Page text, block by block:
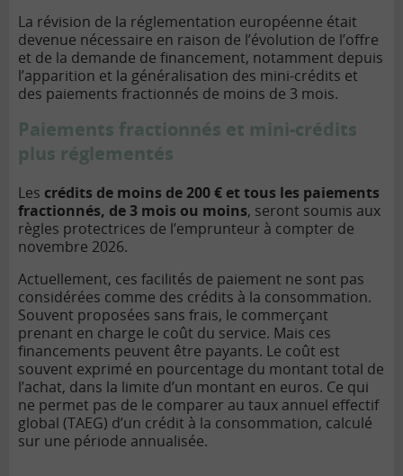
La révision de la réglementation européenne était
devenue nécessaire en raison de l’évolution de l’offre
et de la demande de financement, notamment depuis
l’apparition et la généralisation des mini-crédits et
des paiements fractionnés de moins de 3 mois.
Paiements fractionnés et mini-crédits
plus réglementés
Les crédits de moins de 200 € et tous les paiements
fractionnés, de 3 mois ou moins, seront soumis aux
règles protectrices de l’emprunteur à compter de
novembre 2026.
Actuellement, ces facilités de paiement ne sont pas
considérées comme des crédits à la consommation.
Souvent proposées sans frais, le commerçant
prenant en charge le coût du service. Mais ces
financements peuvent être payants. Le coût est
souvent exprimé en pourcentage du montant total de
l’achat, dans la limite d’un montant en euros. Ce qui
ne permet pas de le comparer au taux annuel effectif
global (TAEG) d’un crédit à la consommation, calculé
sur une période annualisée.